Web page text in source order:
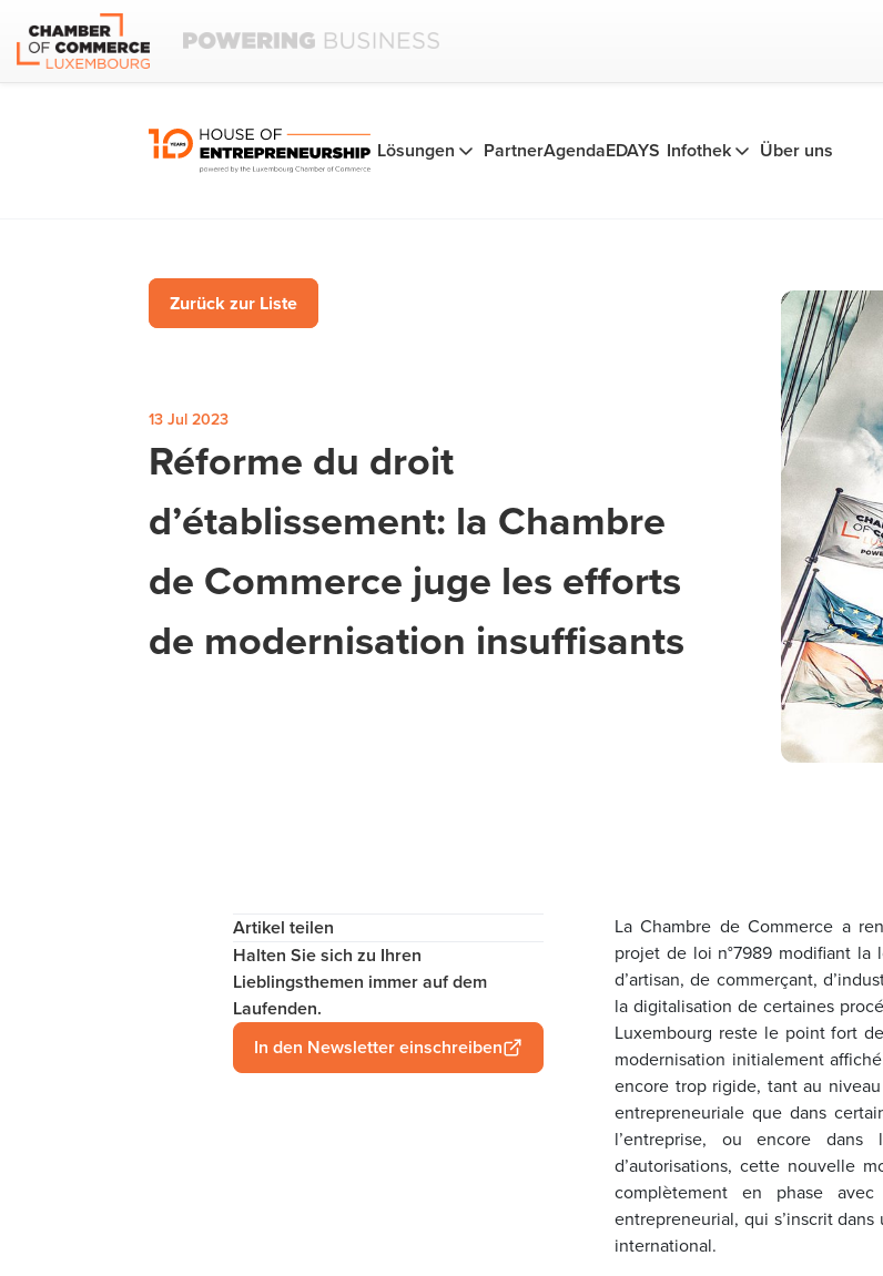
Lösungen PartnerAgendaEDAYS Infothek Über uns
Zurück zur Liste
13 Jul 2023
Réforme du droit
d’établissement: la Chambre
de Commerce juge les efforts
de modernisation insuffisants
Artikel teilen
Halten Sie sich zu Ihren
Lieblingsthemen immer auf dem
Laufenden.
In den Newsletter einschreiben
La Chambre de Commerce a
projet de loi n°7989 modifiant la
d’artisan, de commerçant,
la digitalisation de certaines
Luxembourg reste le point fort
modernisation initialement
encore trop rigide, tant au
entrepreneuriale que dans
l’entreprise, ou encore
d’autorisations, cette nouvelle
complètement en phase
entrepreneurial, qui s’inscrit
international.